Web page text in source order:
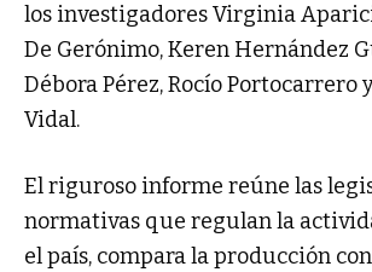
los investigadores Virginia
De Gerónimo, Keren Hernández
Débora Pérez, Rocío Portocarrero
Vidal.
El riguroso informe reúne las
normativas que regulan la
el país, compara la producción